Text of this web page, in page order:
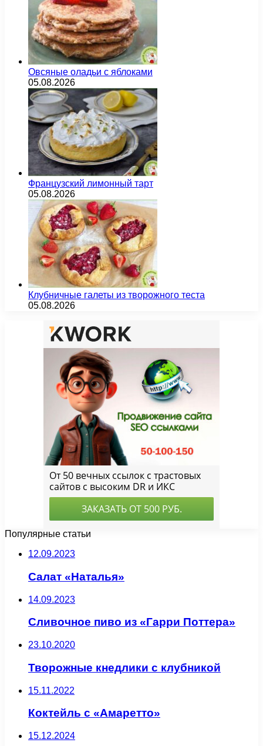
Овсяные оладьи с яблоками
05.08.2026
Французский лимонный тарт
05.08.2026
Клубничные галеты из творожного теста
05.08.2026
Популярные статьи
12.09.2023
Салат «Наталья»
14.09.2023
Сливочное пиво из «Гарри Поттера»
23.10.2020
Творожные кнедлики с клубникой
15.11.2022
Коктейль с «Амаретто»
15.12.2024